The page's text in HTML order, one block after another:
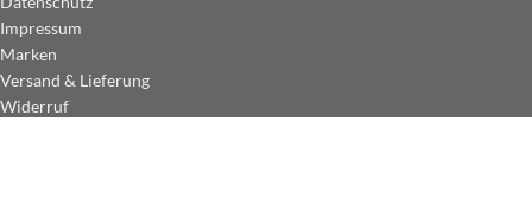
Impressum
Marken
Versand & Lieferung
Widerruf